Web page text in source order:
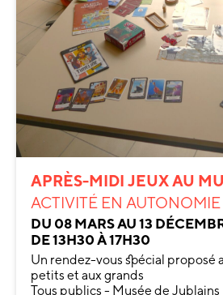
APRÈS-MIDI JEUX AU
ACTIVITÉ EN AUTONOMIE
DU 08 MARS AU 13
DE 13H30 À 17H30
Un rendez-vous spécial proposé
petits et aux grands
Tous publics - Musée de Jublains